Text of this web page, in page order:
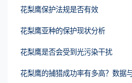
花梨鹰保护法规是否有效
花梨鹰亚种的保护现状分析
花梨鹰是否会受到光污染干扰
花梨鹰的捕猎成功率有多高？数据